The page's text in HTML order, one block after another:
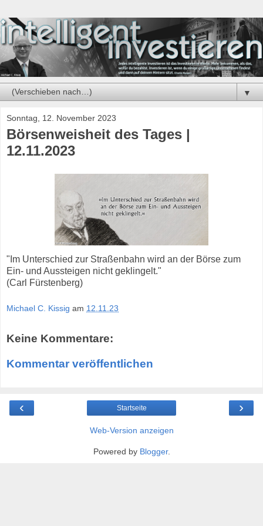
▼
Sonntag, 12. November 2023
Börsenweisheit des Tages |
12.11.2023
"Im Unterschied zur Straßenbahn wird an der Börse zum
Ein- und Aussteigen nicht geklingelt."
(Carl Fürstenberg)
Michael C. Kissig am 12.11.23
Keine Kommentare:
Kommentar veröffentlichen
‹ ›
Startseite
Web-Version anzeigen
Powered by Blogger.